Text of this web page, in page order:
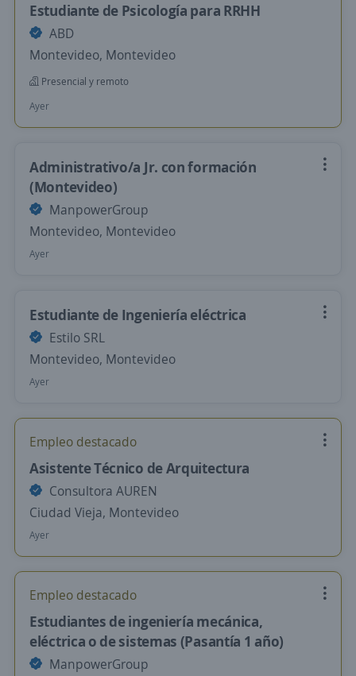
Estudiante de Psicología para RRHH
ABD
Montevideo, Montevideo
Presencial y remoto
Ayer
Administrativo/a Jr. con formación
(Montevideo)
ManpowerGroup
Montevideo, Montevideo
Ayer
Estudiante de Ingeniería eléctrica
Estilo SRL
Montevideo, Montevideo
Ayer
Empleo destacado
Asistente Técnico de Arquitectura
Consultora AUREN
Ciudad Vieja, Montevideo
Ayer
Empleo destacado
Estudiantes de ingeniería mecánica,
eléctrica o de sistemas (Pasantía 1 año)
ManpowerGroup